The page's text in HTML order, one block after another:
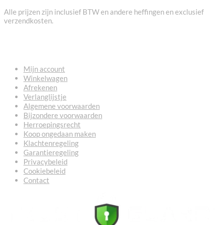
Alle prijzen zijn inclusief BTW en andere heffingen en exclusief
verzendkosten.
Mijn account
Winkelwagen
Afrekenen
Verlanglijstje
Algemene voorwaarden
Bijzondere voorwaarden
Herroepingsrecht
Koop ongedaan maken
Klachtenregeling
Garantieregeling
Privacybeleid
Cookiebeleid
Contact